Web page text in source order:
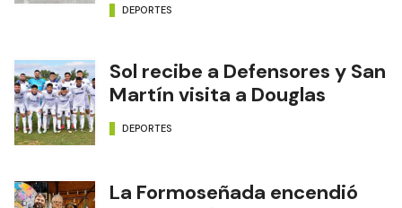
DEPORTES
Sol recibe a Defensores y San
Martín visita a Douglas
DEPORTES
La Formoseñada encendió